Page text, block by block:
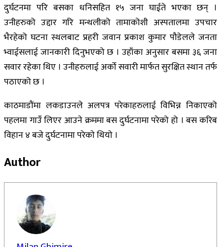
दुर्घटनमा परि बसका धनिसहित १५ जना घाईते भएका छन् ।
उनीहरुको उद्दार गरि मन्थलीको तामाकोशी अस्पतालमा उपचार
भैरहेको घटना स्थलबाट प्रहरी जवान प्रकाश कुमार पौडेलले जनता
भ्वाईसलाई जानकारी दिनुभएको छ । उहाँका अनुसार बसमा ३६ जना
सवार रहेका थिए । उनीहरुलाई अर्काे सवारी मार्फत सुरक्षित स्थान तर्फ
पठाएको छ ।
काठमाडौंमा लकडाउनले अलपत्र परेकाहरुलाई विभिन्न निकाएको
पहलमा गाउँ लिएर आउने क्रममा बस दुर्घटनामा परेको हो । बस करिब
विहान ४ बजे दुर्घटनामा परेकाे थियाे ।
Author